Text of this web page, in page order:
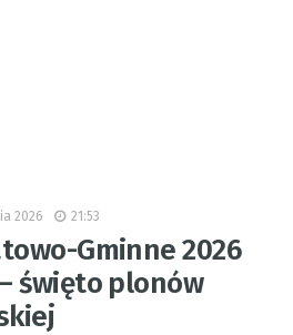
2026 21:53
Gminne 2026
święto plonów